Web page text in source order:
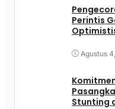
Perintis
Agustus
Stunting